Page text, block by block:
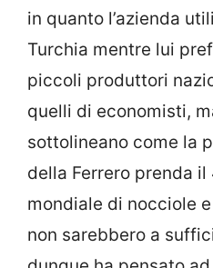
in quanto l’azienda
Turchia mentre lui
piccoli produttori
quelli di economisti,
sottolineano come la
della Ferrero prenda
mondiale di nocciole
non sarebbero a